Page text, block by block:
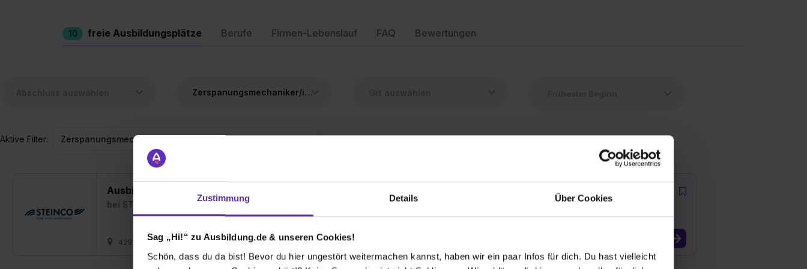
Zustimmung Details Über Cookies
Sag „Hi!“ zu Ausbildung.de & unseren Cookies!
Schön, dass du da bist! Bevor du hier ungestört weitermachen kannst, haben wir ein paar Infos für dich. Du hast vielleicht
10 freie Ausbildungsplätze Berufe Firmen-Lebenslauf FAQ Bewertungen
Zerspanungsmechaniker/in für Drehmaschinensysteme
Aktive Filter: Zerspanungsmechaniker/in für Drehmaschinensysteme
Ausbildung zum Zerspanungsmechaniker für Drehautomatensysteme (m/w/d)
bei STEINCO Paul vom Stein GmbH
42929 Wermelskirchen 01.08.2027 1 freier Platz